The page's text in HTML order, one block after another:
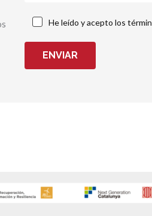
He leído y acepto los
ENVIAR